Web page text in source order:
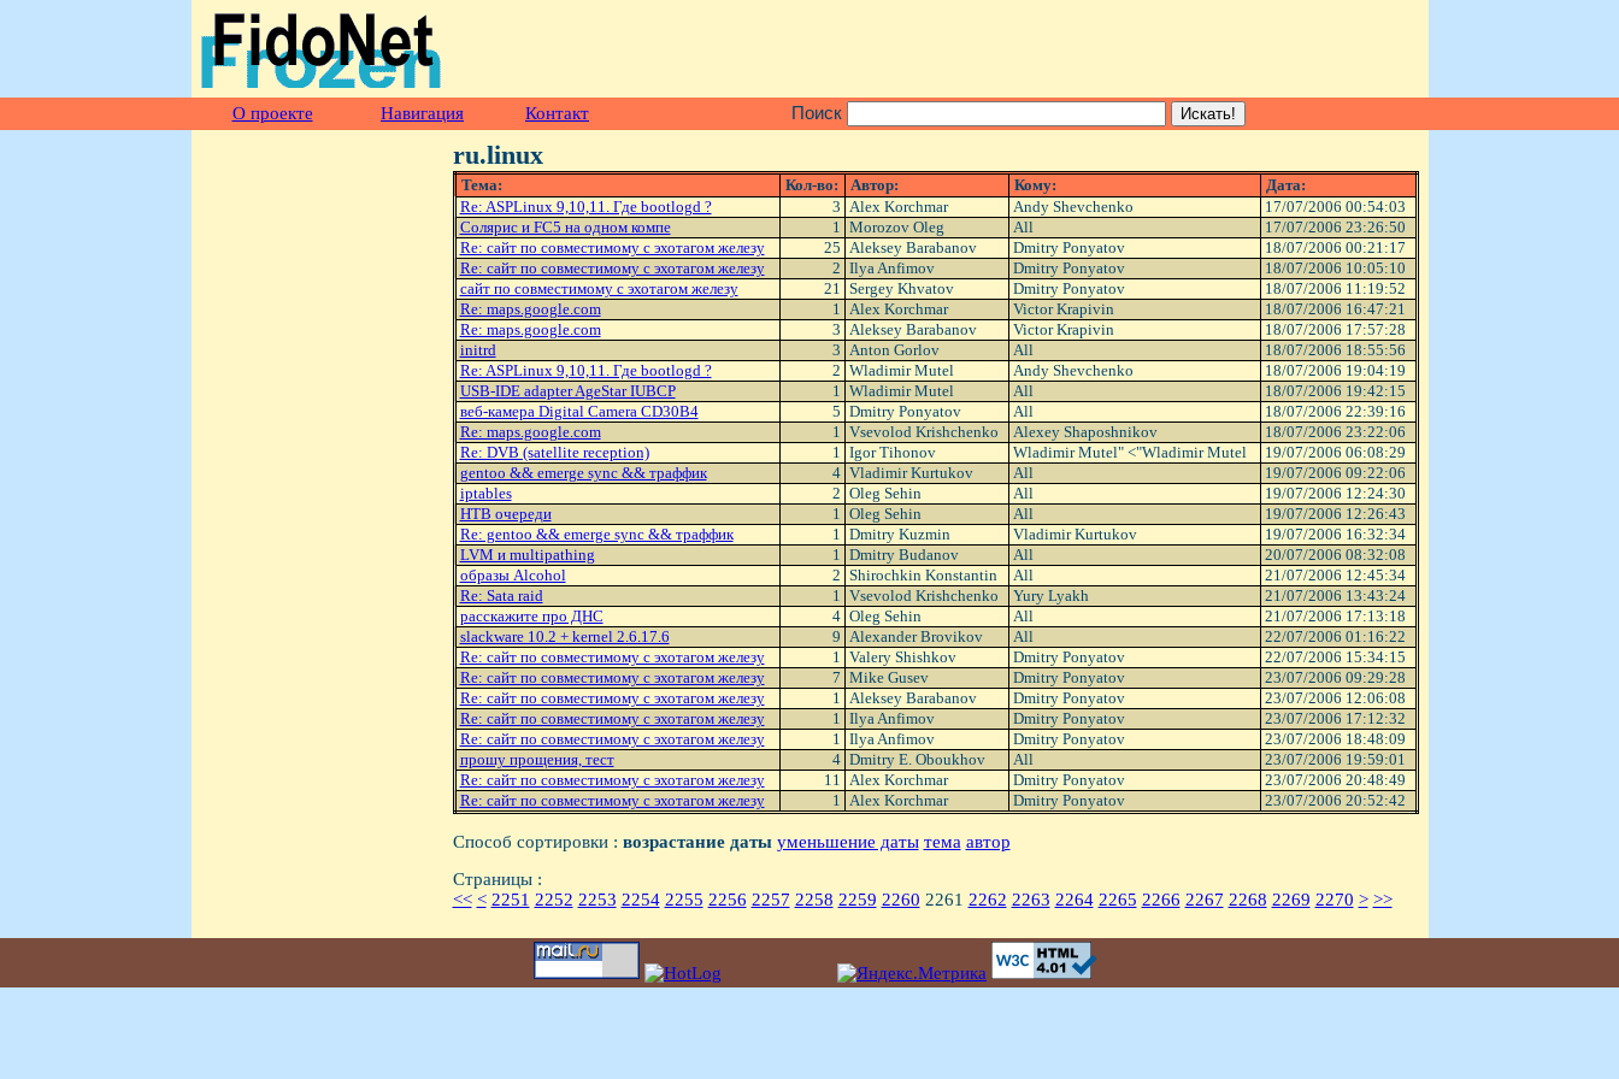
О проекте Навигация Контакт Поиск
ru.linux
Тема: Кол-во: Автор: Кому:
Дата:
Re: ASPLinux 9,10,11. Где bootlogd ?
3 Alex Korchmar Andy Shevchenko
17/07/2006 00:54:03
Солярис и FC5 на одном компе
1 Morozov Oleg All
17/07/2006 23:26:50
Re: сайт по совместимому с эхотагом железу
25 Aleksey Barabanov Dmitry Ponyatov
18/07/2006 00:21:17
Re: сайт по совместимому с эхотагом железу
2 Ilya Anfimov Dmitry Ponyatov
18/07/2006 10:05:10
сайт по совместимому с эхотагом железу
21 Sergey Khvatov Dmitry Ponyatov
18/07/2006 11:19:52
Re: maps.google.com
1 Alex Korchmar Victor Krapivin
18/07/2006 16:47:21
Re: maps.google.com
3 Aleksey Barabanov Victor Krapivin
18/07/2006 17:57:28
initrd
3 Anton Gorlov All
18/07/2006 18:55:56
Re: ASPLinux 9,10,11. Где bootlogd ?
2 Wladimir Mutel Andy Shevchenko
18/07/2006 19:04:19
USB-IDE adapter AgeStar IUBCP
1 Wladimir Mutel All
18/07/2006 19:42:15
веб-камера Digital Camera CD30B4
5 Dmitry Ponyatov All
18/07/2006 22:39:16
Re: maps.google.com
1 Vsevolod Krishchenko Alexey Shaposhnikov
18/07/2006 23:22:06
Re: DVB (satellite reception)
1 Igor Tihonov Wladimir Mutel" <"Wladimir Mutel
19/07/2006 06:08:29
gentoo && emerge sync && траффик
4 Vladimir Kurtukov All
19/07/2006 09:22:06
iptables
2 Oleg Sehin All
19/07/2006 12:24:30
HTB очереди
1 Oleg Sehin All
19/07/2006 12:26:43
Re: gentoo && emerge sync && траффик
1 Dmitry Kuzmin Vladimir Kurtukov
19/07/2006 16:32:34
LVM и multipathing
1 Dmitry Budanov All
20/07/2006 08:32:08
образы Alcohol
2 Shirochkin Konstantin All
21/07/2006 12:45:34
Re: Sata raid
1 Vsevolod Krishchenko Yury Lyakh
21/07/2006 13:43:24
расскажите про ДHС
4 Oleg Sehin All
21/07/2006 17:13:18
slackware 10.2 + kernel 2.6.17.6
9 Alexander Brovikov All
22/07/2006 01:16:22
Re: сайт по совместимому с эхотагом железу
1 Valery Shishkov Dmitry Ponyatov
22/07/2006 15:34:15
Re: сайт по совместимому с эхотагом железу
7 Mike Gusev Dmitry Ponyatov
23/07/2006 09:29:28
Re: сайт по совместимому с эхотагом железу
1 Aleksey Barabanov Dmitry Ponyatov
23/07/2006 12:06:08
Re: сайт по совместимому с эхотагом железу
1 Ilya Anfimov Dmitry Ponyatov
23/07/2006 17:12:32
Re: сайт по совместимому с эхотагом железу
1 Ilya Anfimov Dmitry Ponyatov
23/07/2006 18:48:09
прошу прощения, тест
4 Dmitry E. Oboukhov All
23/07/2006 19:59:01
Re: сайт по совместимому с эхотагом железу
11 Alex Korchmar Dmitry Ponyatov
23/07/2006 20:48:49
Re: сайт по совместимому с эхотагом железу
1 Alex Korchmar Dmitry Ponyatov 23/07/2006 20:52:42
Способ сортировки : возрастание даты уменьшение даты тема автор
Страницы :
<< < 2251 2252 2253 2254 2255 2256 2257 2258 2259 2260 2261 2262 2263 2264 2265 2266 2267 2268 2269 2270 > >>